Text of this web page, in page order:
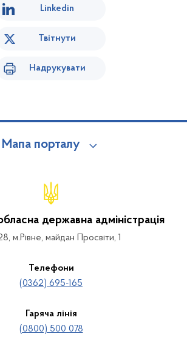
Linkedin
Твітнути
Надрукувати
Мапа порталу
державна адміністрація
м.Рівне, майдан Просвіти, 1
Телефони
(0362) 695-165
Гаряча лінія
(0800) 500 078